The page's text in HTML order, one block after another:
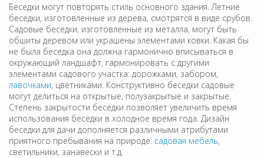
Беседки могут повторять стиль основного здания. Летние
беседки, изготовленные из дерева, смотрятся в виде срубов.
Садовые беседки, изготовленные из металла, могут быть
обшиты деревом или украшены элементами ковки. Какая бы
не была беседка она должна гармонично вписываться в
окружающий ландшафт, гармонировать с другими
элементами садового участка: дорожками, забором,
лавочками, цветниками. Конструктивно беседки садовые
могут делиться на открытые, полузакрытые и закрытые.
Степень закрытости беседки позволяет увеличить время
использования беседки в холодное время года. Дизайн
беседки для дачи дополняется различными атрибутами
приятного пребывания на природе: садовая мебель,
светильники, занавески и т.д.